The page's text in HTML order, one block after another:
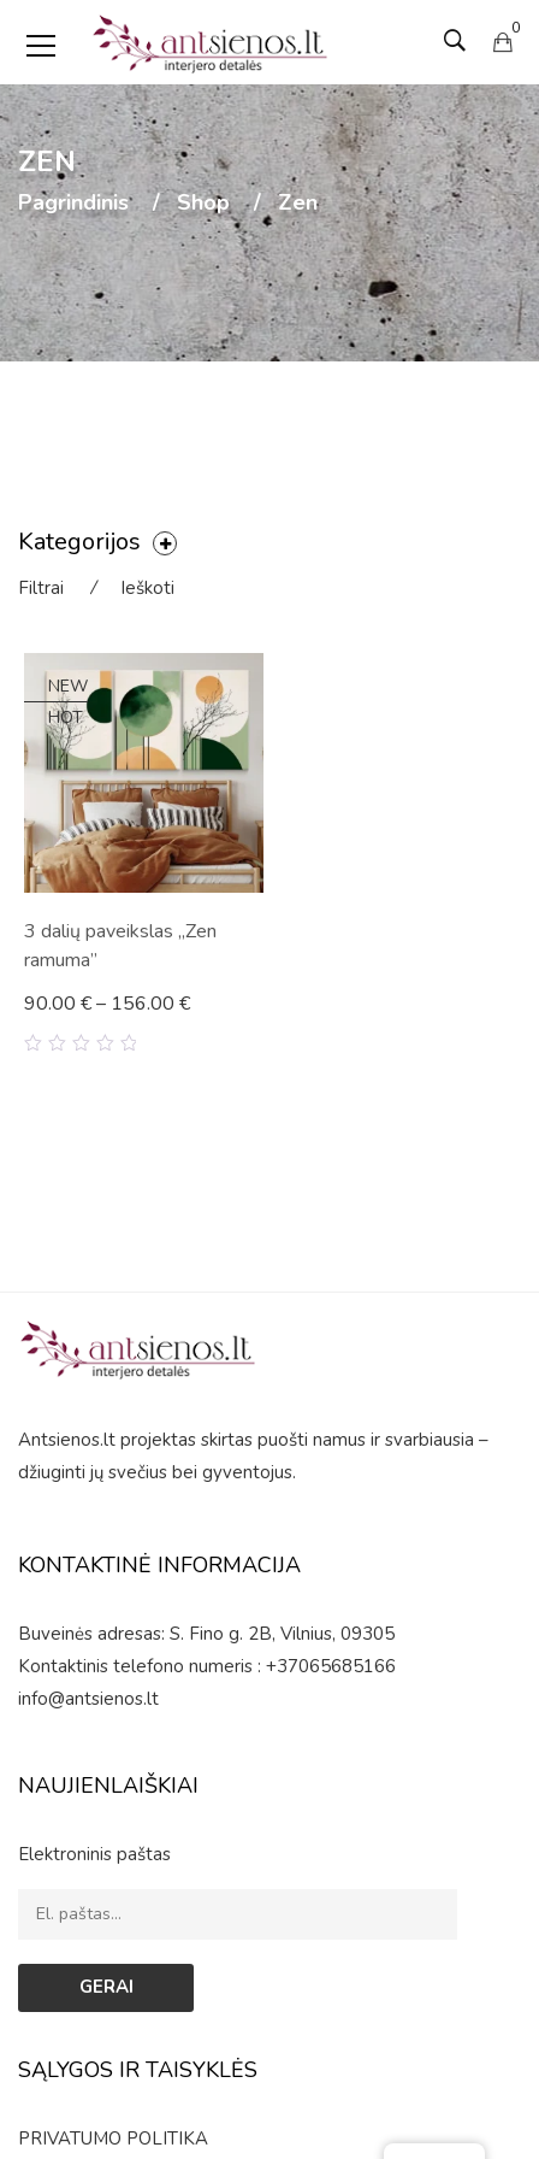
0
ZEN
Pagrindinis Shop Zen
Kategorijos
Filtrai ⁄ Ieškoti
NEW
HOT
3 dalių paveikslas „Zen
ramuma”
90.00 €– 156.00 €
Antsienos.lt projektas skirtas puošti namus ir svarbiausia –
džiuginti jų svečius bei gyventojus.
KONTAKTINĖ INFORMACIJA
Buveinės adresas: S. Fino g. 2B, Vilnius, 09305
Kontaktinis telefono numeris : +37065685166
info@antsienos.lt
NAUJIENLAIŠKIAI
Elektroninis paštas
SĄLYGOS IR TAISYKLĖS
PRIVATUMO POLITIKA